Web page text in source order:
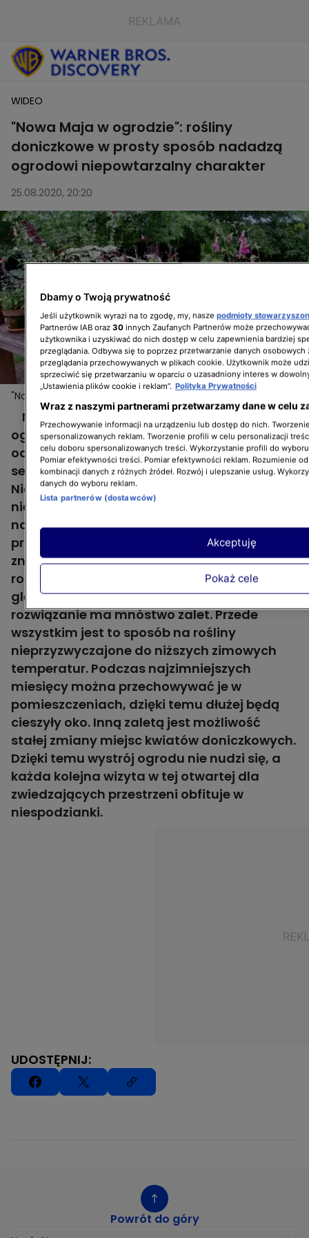
WIDEO
"Nowa Maja w ogrodzie": rośliny
doniczkowe w prosty sposób nadadzą
ogrodowi niepowtarzalny charakter
25.08.2020, 20:20
"Nowa Maja w ogrodzie": rośliny doniczkowe w prosty
sposób nadadzą ogrodowi niepowtarzalny charakter
Nie wszystkie rośliny radzą sobie w glebie w
ogrodzie w holenderskim Barneveld, który
odwiedziła Maja Popielarska w 26. odcinku 4.
sezonu programu "Nowa Maja w ogrodzie".
Niektóre z ulubionych gatunków właścicieli
nie radzą sobie w warunkach, które panują
na północy Europy. Zdolni ogrodnicy i
projektanci krajobrazu i na ten problem
znaleźli rozwiązanie. Lubiane przez siebie
rośliny, które nie mogą być posadzone w
glebie, trzymają w donicach. Takie
rozwiązanie ma mnóstwo zalet. Przede
wszystkim jest to sposób na rośliny
nieprzyzwyczajone do niższych zimowych
temperatur. Podczas najzimniejszych
miesięcy można przechowywać je w
pomieszczeniach, dzięki temu dłużej będą
cieszyły oko. Inną zaletą jest możliwość
stałej zmiany miejsc kwiatów doniczkowych.
Dzięki temu wystrój ogrodu nie nudzi się, a
każda kolejna wizyta w tej otwartej dla
zwiedzających przestrzeni obfituje w
niespodzianki.
UDOSTĘPNIJ:
Powrót do góry
Dbamy o Twoją prywatność
Jeśli użytkownik wyrazi na to zgodę, my, nasze podmioty
Partnerów IAB oraz 30 innych Zaufanych Partnerów może
użytkownika i uzyskiwać do nich dostęp w celu zapewnienia bardziej
przeglądania. Odbywa się to poprzez przetwarzanie danych osobowych
przeglądania przechowywanych w plikach cookie. Użytkownik może
sprzeciwić się przetwarzaniu w oparciu o uzasadniony interes w
„Ustawienia plików cookie i reklam”. Polityka Prywatności
Wraz z naszymi partnerami przetwarzamy dane w celu
Przechowywanie informacji na urządzeniu lub dostęp do nich.
spersonalizowanych reklam. Tworzenie profili w celu personalizacji
celu doboru spersonalizowanych treści. Wykorzystanie profili do
Pomiar efektywności treści. Pomiar efektywności reklam. Rozumienie
kombinacji danych z różnych źródeł. Rozwój i ulepszanie usług.
danych do wyboru reklam.
Lista partnerów (dostawców)
Pokaż cele
Akceptuję